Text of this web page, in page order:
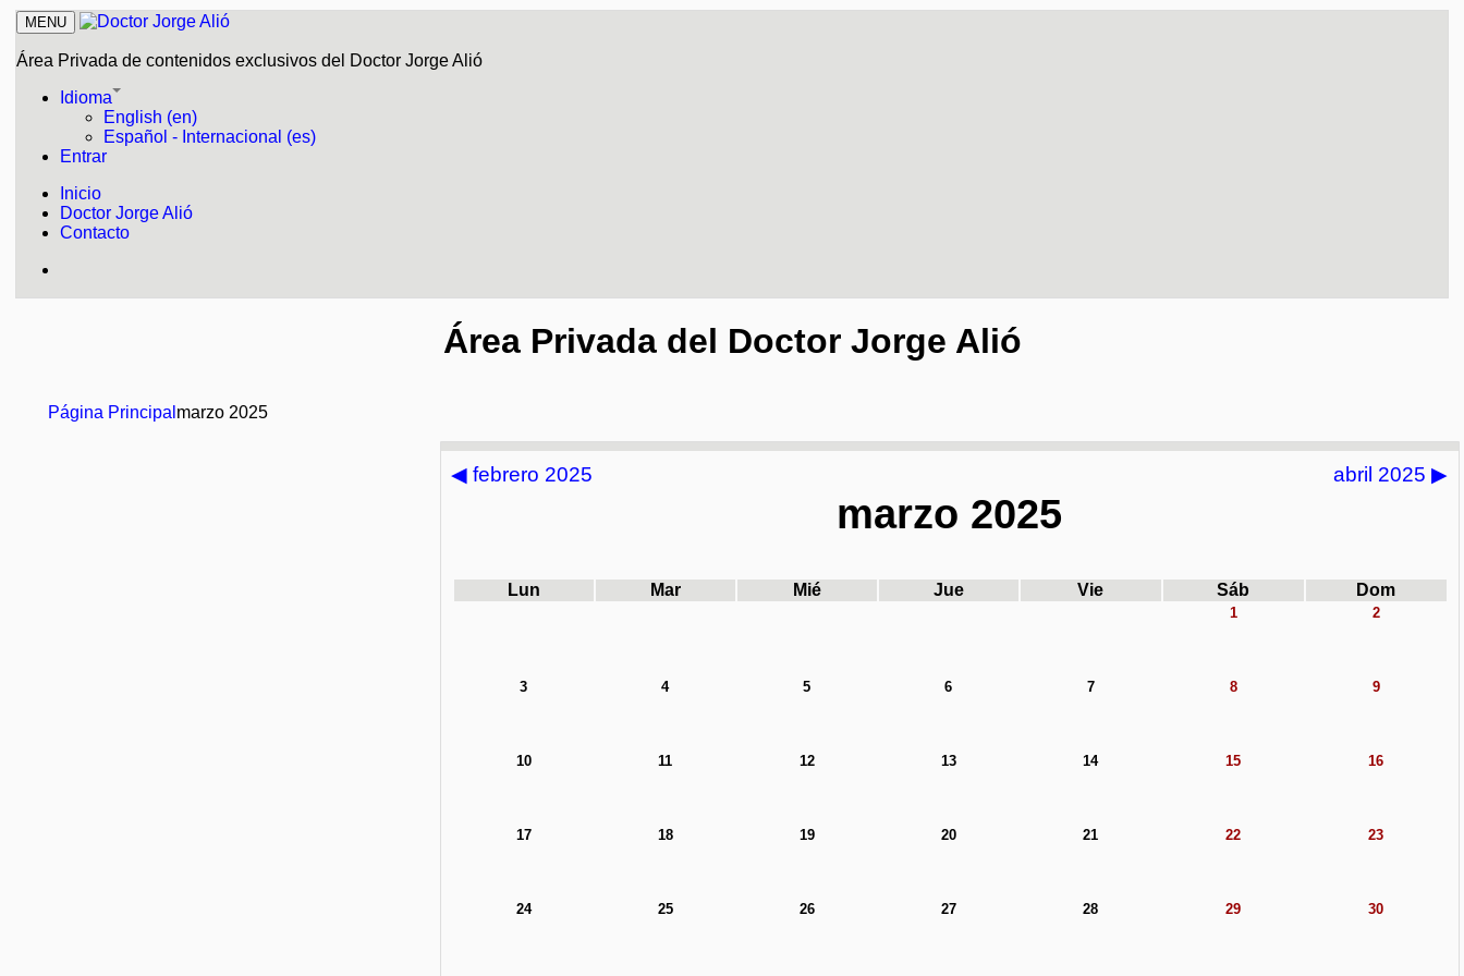
MENU
Área Privada de contenidos exclusivos del Doctor Jorge Alió
Idioma
English (en)
Español - Internacional (es)
Entrar
Inicio
Doctor Jorge Alió
Contacto
Área Privada del Doctor Jorge Alió
Página Principal marzo 2025
◀ febrero 2025
marzo 2025
abril 2025 ▶
Lun Mar Mié Jue Vie Sáb Dom
1 2
3 4 5 6 7 8 9
10 11 12 13 14 15 16
17 18 19 20 21 22 23
24 25 26 27 28 29 30